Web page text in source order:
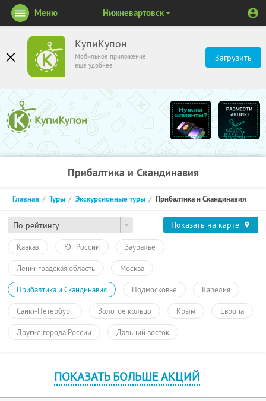
КупиКупон
Мобильное приложение
ещё удобнее
Загрузить
Меню Нижневартовск
Прибалтика и Скандинавия
По рейтингу
Главная Туры Экскурсионные туры Прибалтика и Скандинавия
Показать на карте
Кавказ Юг России Зауралье
Ленинградская область Москва
Прибалтика и Скандинавия Подмосковье Карелия
Санкт-Петербург Золотое кольцо Крым Европа
Другие города России Дальний восток
ПОКАЗАТЬ БОЛЬШЕ АКЦИЙ